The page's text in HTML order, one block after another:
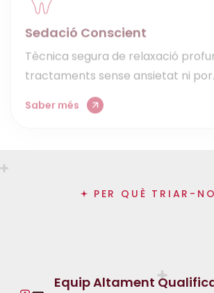
Sedació Conscient
tractaments sense ansietat ni por.
PER QUÈ TRIAR-
Equip Altament